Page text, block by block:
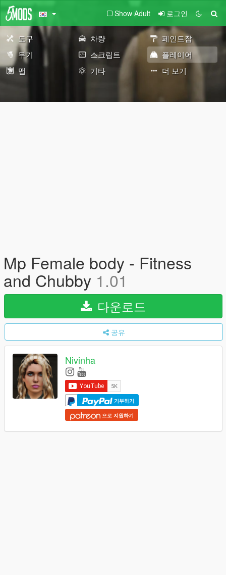
Show Adult 로그인
도구 차량
페인트잡
무기
스크립트
플레이어
맵
기타 더 보기
Mp Female body - Fitness
and Chubby 1.01
다운로드
공유
Nivinha
기부하기
으로 지원하기